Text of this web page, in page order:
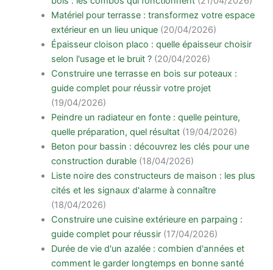
Matériel pour terrasse : transformez votre espace
extérieur en un lieu unique (20/04/2026)
Épaisseur cloison placo : quelle épaisseur choisir
selon l'usage et le bruit ? (20/04/2026)
Construire une terrasse en bois sur poteaux :
guide complet pour réussir votre projet
(19/04/2026)
Peindre un radiateur en fonte : quelle peinture,
quelle préparation, quel résultat (19/04/2026)
Beton pour bassin : découvrez les clés pour une
construction durable (18/04/2026)
Liste noire des constructeurs de maison : les plus
cités et les signaux d'alarme à connaître
(18/04/2026)
Construire une cuisine extérieure en parpaing :
guide complet pour réussir (17/04/2026)
Durée de vie d'un azalée : combien d'années et
comment le garder longtemps en bonne santé